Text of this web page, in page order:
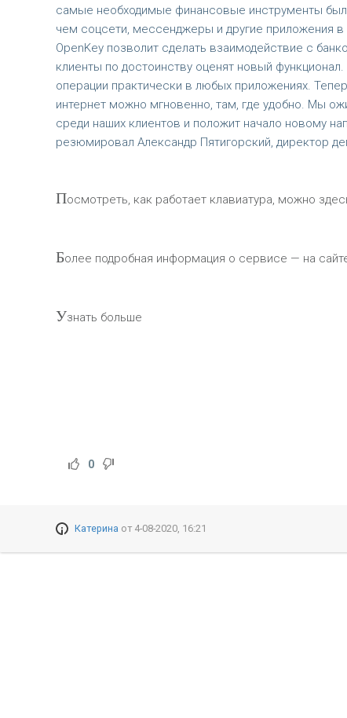
самые необходимые финансовые инструменты
чем соцсети, мессенджеры и другие приложения
OpenKey позволит сделать взаимодействие с
клиенты по достоинству оценят новый
операции практически в любых приложениях.
интернет можно мгновенно, там, где удобно. Мы
среди наших клиентов и положит начало новому
резюмировал Александр Пятигорский, директор
Посмотреть, как работает клавиатура, можно
Более подробная информация о сервисе — на
Узнать больше
0
Катерина от 4-08-2020, 16:21